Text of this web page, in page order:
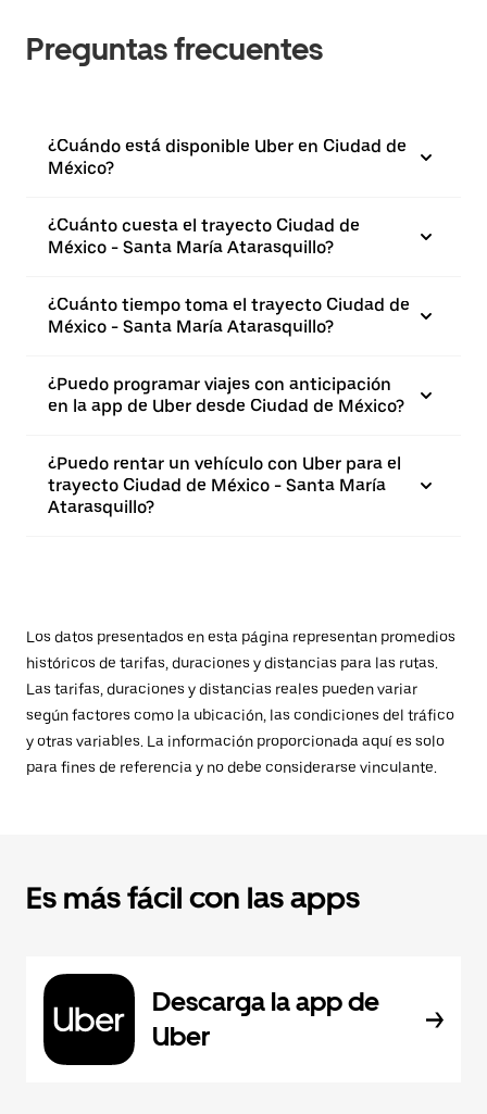
Preguntas frecuentes
¿Cuándo está disponible Uber en Ciudad de
México?
¿Cuánto cuesta el trayecto Ciudad de
México - Santa María Atarasquillo?
¿Cuánto tiempo toma el trayecto Ciudad de
México - Santa María Atarasquillo?
¿Puedo programar viajes con anticipación
en la app de Uber desde Ciudad de México?
¿Puedo rentar un vehículo con Uber para el
trayecto Ciudad de México - Santa María
Atarasquillo?
Los datos presentados en esta página representan promedios
históricos de tarifas, duraciones y distancias para las rutas.
Las tarifas, duraciones y distancias reales pueden variar
según factores como la ubicación, las condiciones del tráfico
y otras variables. La información proporcionada aquí es solo
para fines de referencia y no debe considerarse vinculante.
Es más fácil con las apps
Descarga la app de
Uber